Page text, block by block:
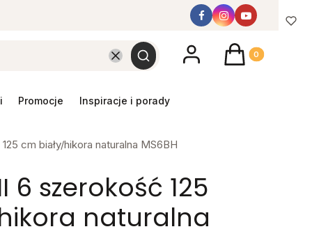
Wyczyść
Szukaj
Produkty w
promocje inspiracje i porady
cm biały/hikora naturalna MS6BH
6 szerokość 125
naturalna